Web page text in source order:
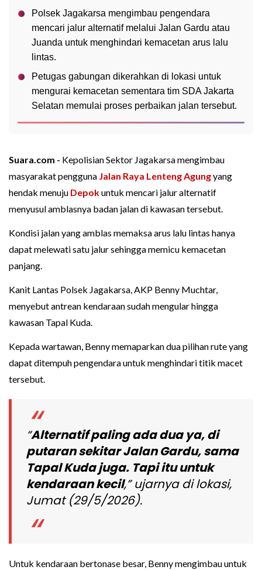
Polsek Jagakarsa mengimbau pengendara
mencari jalur alternatif melalui Jalan Gardu atau
Juanda untuk menghindari kemacetan arus lalu
lintas.
Petugas gabungan dikerahkan di lokasi untuk
mengurai kemacetan sementara tim SDA Jakarta
Selatan memulai proses perbaikan jalan tersebut.
Suara.com - Kepolisian Sektor Jagakarsa mengimbau
masyarakat pengguna Jalan Raya Lenteng Agungyang
hendak menuju Depokuntuk mencari jalur alternatif
menyusul amblasnya badan jalan di kawasan tersebut.
Kondisi jalan yang amblas memaksa arus lalu lintas hanya
dapat melewati satu jalur sehingga memicu kemacetan
panjang.
Kanit Lantas Polsek Jagakarsa, AKP Benny Muchtar,
menyebut antrean kendaraan sudah mengular hingga
kawasan Tapal Kuda.
Kepada wartawan, Benny memaparkan dua pilihan rute yang
dapat ditempuh pengendara untuk menghindari titik macet
tersebut.
“Alternatif paling ada dua ya, di
putaran sekitar Jalan Gardu, sama
Tapal Kuda juga. Tapi itu untuk
kendaraan kecil,” ujarnya di lokasi,
Jumat (29/5/2026).
Untuk kendaraan bertonase besar, Benny mengimbau untuk